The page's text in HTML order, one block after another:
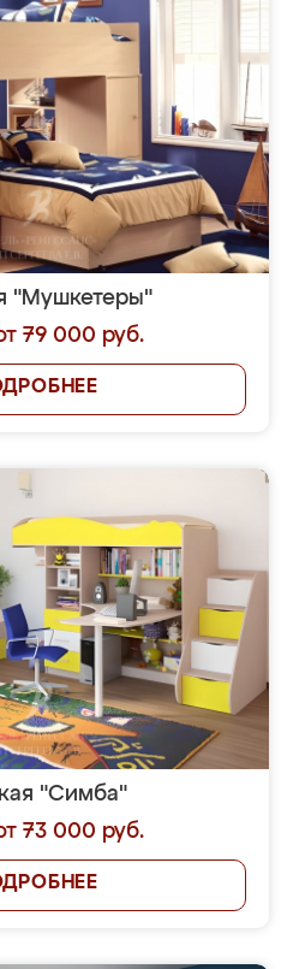
"Мушкетеры"
79 000 руб.
"Симба"
73 000 руб.